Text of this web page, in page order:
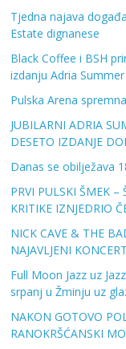
Tjedna najava
Estate dignanese
Black Coffee i BSH
izdanju Adria
Pulska Arena
JUBILARNI ADRIA
DESETO IZDANJE
Danas se obilježava
PRVI PULSKI ŠMEK –
KRITIKE IZNJEDRIO
NICK CAVE & THE
NAJAVLJENI
Full Moon Jazz uz
srpanj u Žminju uz
NAKON GOTOVO
RANOKRŠĆANSKI